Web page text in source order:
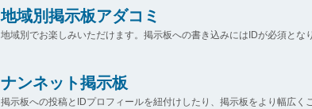
地域別掲示板アダコミ
地域別でお楽しみいただけます。掲示板への書き込みにはIDが必須とな
ナンネット掲示板
掲示板への投稿とIDプロフィールを紐付けしたり、掲示板をより幅広く